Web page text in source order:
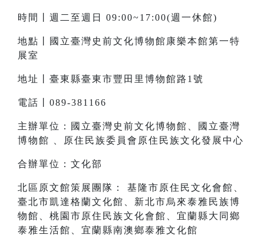
時間丨週二至週日 09:00~17:00(週一休館)
地點丨國立臺灣史前文化博物館康樂本館第一特
展室
地址丨臺東縣臺東市豐田里博物館路1號
電話丨089-381166
主辦單位：國立臺灣史前文化博物館、國立臺灣
博物館 、原住民族委員會原住民族文化發展中心
合辦單位：文化部
北區原文館策展團隊： 基隆市原住民文化會館、
臺北市凱達格蘭文化館、新北市烏來泰雅民族博
物館、桃園市原住民族文化會館、宜蘭縣大同鄉
泰雅生活館、宜蘭縣南澳鄉泰雅文化館